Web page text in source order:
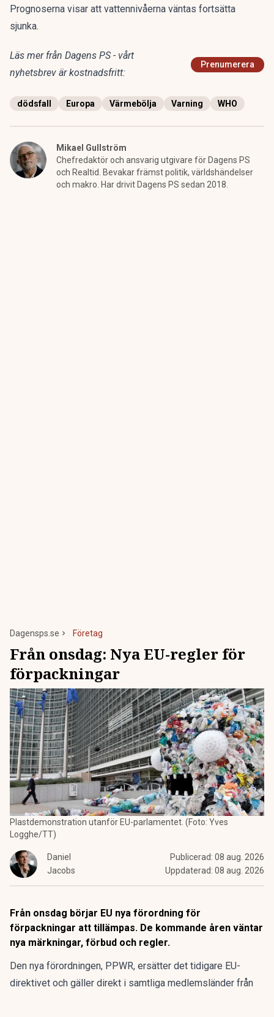
Prognoserna visar att vattennivåerna väntas fortsätta
sjunka.
Läs mer från Dagens PS - vårt
nyhetsbrev är kostnadsfritt:
Prenumerera
dödsfall Europa Värmebölja Varning WHO
Mikael Gullström
Chefredaktör och ansvarig utgivare för Dagens PS
och Realtid. Bevakar främst politik, världshändelser
och makro. Har drivit Dagens PS sedan 2018.
Dagensps.se Företag
Från onsdag: Nya EU-regler för
förpackningar
Plastdemonstration utanför EU-parlamentet. (Foto: Yves
Logghe/TT)
Daniel
Jacobs
Publicerad: 08 aug. 2026
Uppdaterad: 08 aug. 2026
Från onsdag börjar EU nya förordning för
förpackningar att tillämpas. De kommande åren väntar
nya märkningar, förbud och regler.
Den nya förordningen, PPWR, ersätter det tidigare EU-
direktivet och gäller direkt i samtliga medlemsländer från